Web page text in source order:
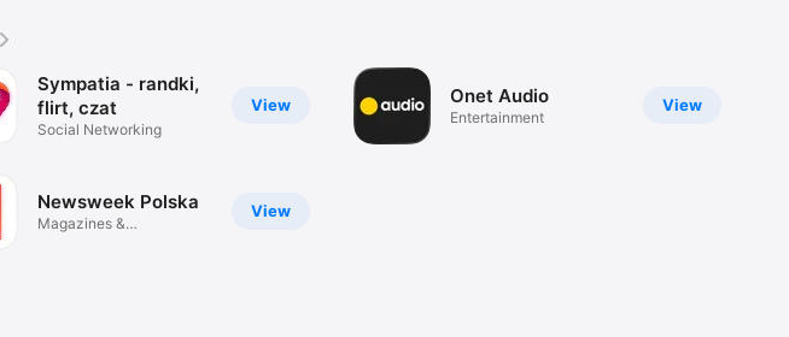
View
Sympatia - randki,
flirt, czat
Social Networking
View
Newsweek Polska
Magazines &
View
Onet Audio
Entertainment